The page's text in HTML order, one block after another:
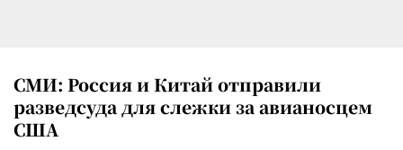
СМИ: Россия и Китай отправили
разведсуда для слежки за авианосцем
США